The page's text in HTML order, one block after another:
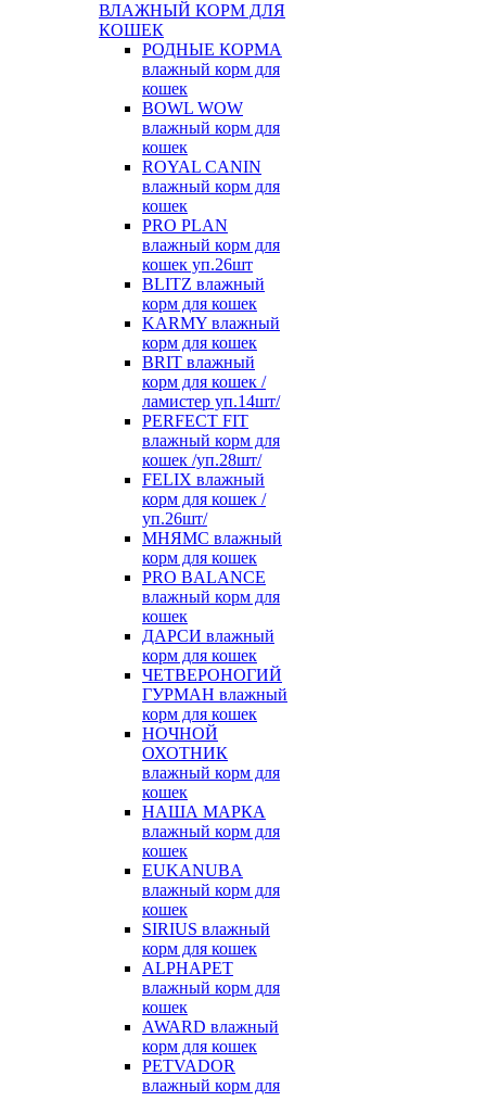
ВЛАЖНЫЙ КОРМ ДЛЯ
КОШЕК
РОДНЫЕ КОРМА
влажный корм для
кошек
BOWL WOW
влажный корм для
кошек
ROYAL CANIN
влажный корм для
кошек
PRO PLAN
влажный корм для
кошек уп.26шт
BLITZ влажный
корм для кошек
KARMY влажный
корм для кошек
BRIT влажный
корм для кошек /
ламистер уп.14шт/
PERFECT FIT
влажный корм для
кошек /уп.28шт/
FELIX влажный
корм для кошек /
уп.26шт/
МНЯМС влажный
корм для кошек
PRO BALANCE
влажный корм для
кошек
ДАРСИ влажный
корм для кошек
ЧЕТВЕРОНОГИЙ
ГУРМАН влажный
корм для кошек
НОЧНОЙ
ОХОТНИК
влажный корм для
кошек
НАША МАРКА
влажный корм для
кошек
EUKANUBA
влажный корм для
кошек
SIRIUS влажный
корм для кошек
ALPHAPET
влажный корм для
кошек
AWARD влажный
корм для кошек
PETVADOR
влажный корм для